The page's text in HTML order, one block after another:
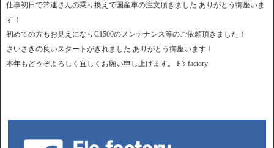
仕事初日で常連さんの乗り換えで国産車の注文頂きました ありがとう御座いま
す！
初めての方もお見えになりC1500のメンテナンス等のご依頼頂きました！
さいさきの良いスタートがきれました ありがとう御座います！
本年もどうぞよろしく宜しくお願い申し上げます。 F’s factory